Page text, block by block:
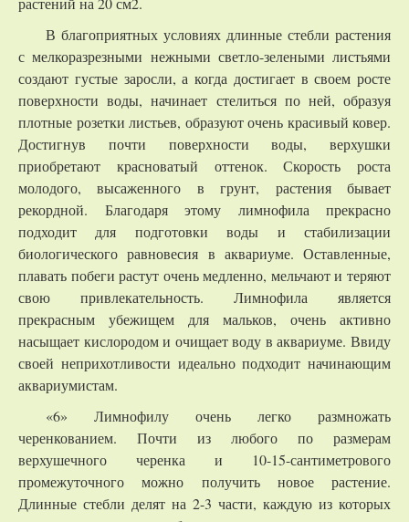
В благоприятных условиях длинные стебли растения
с мелкоразрезными нежными светло-зелеными листьями
создают густые заросли, а когда достигает в своем росте
поверхности воды, начинает стелиться по ней, образуя
плотные розетки листьев, образуют очень красивый ковер.
Достигнув почти поверхности воды, верхушки
приобретают красноватый оттенок. Скорость роста
молодого, высаженного в грунт, растения бывает
рекордной. Благодаря этому лимнофила прекрасно
подходит для подготовки воды и стабилизации
биологического равновесия в аквариуме. Оставленные,
плавать побеги растут очень медленно, мельчают и теряют
свою привлекательность. Лимнофила является
прекрасным убежищем для мальков, очень активно
насыщает кислородом и очищает воду в аквариуме. Ввиду
своей неприхотливости идеально подходит начинающим
аквариумистам.
«6» Лимнофилу очень легко размножать
черенкованием. Почти из любого по размерам
верхушечного черенка и 10-15-сантиметрового
промежуточного можно получить новое растение.
Длинные стебли делят на 2-3 части, каждую из которых